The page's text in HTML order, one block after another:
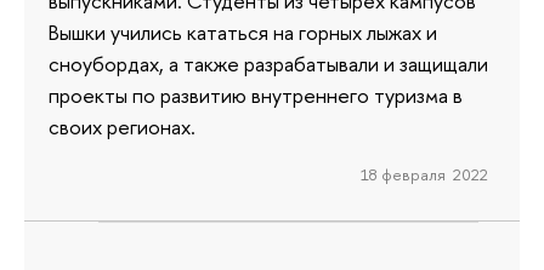
Вышки учились кататься на горных лыжах и
сноубордах, а также разрабатывали и защищали
проекты по развитию внутреннего туризма в
своих регионах.
18 февраля 2022